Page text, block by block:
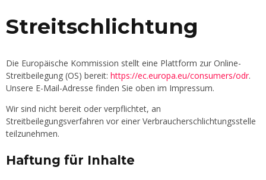
Streitschlichtung
Die Europäische Kommission stellt eine Plattform zur Online-
Streitbeilegung (OS) bereit: https://ec.europa.eu/consumers/odr.
Unsere E-Mail-Adresse finden Sie oben im Impressum.
Wir sind nicht bereit oder verpflichtet, an
Streitbeilegungsverfahren vor einer Verbraucherschlichtungsstelle
teilzunehmen.
Haftung für Inhalte